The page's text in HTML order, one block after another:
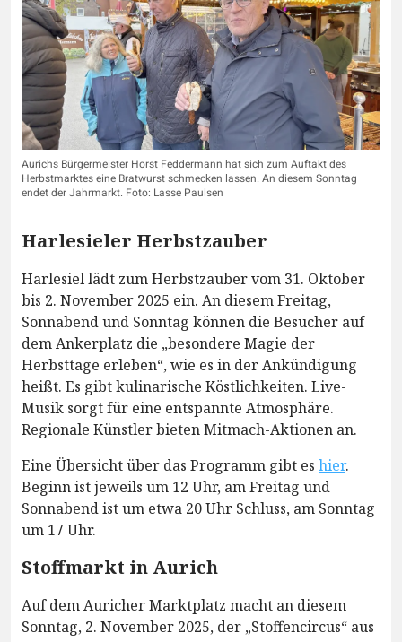
Aurichs Bürgermeister Horst Feddermann hat sich zum Auftakt des
Herbstmarktes eine Bratwurst schmecken lassen. An diesem Sonntag
endet der Jahrmarkt. Foto: Lasse Paulsen
Harlesieler Herbstzauber
Harlesiel lädt zum Herbstzauber vom 31. Oktober
bis 2. November 2025 ein. An diesem Freitag,
Sonnabend und Sonntag können die Besucher auf
dem Ankerplatz die „besondere Magie der
Herbsttage erleben“, wie es in der Ankündigung
heißt. Es gibt kulinarische Köstlichkeiten. Live-
Musik sorgt für eine entspannte Atmosphäre.
Regionale Künstler bieten Mitmach-Aktionen an.
Eine Übersicht über das Programm gibt es hier.
Beginn ist jeweils um 12 Uhr, am Freitag und
Sonnabend ist um etwa 20 Uhr Schluss, am Sonntag
um 17 Uhr.
Stoffmarkt in Aurich
Auf dem Auricher Marktplatz macht an diesem
Sonntag, 2. November 2025, der „Stoffencircus“ aus